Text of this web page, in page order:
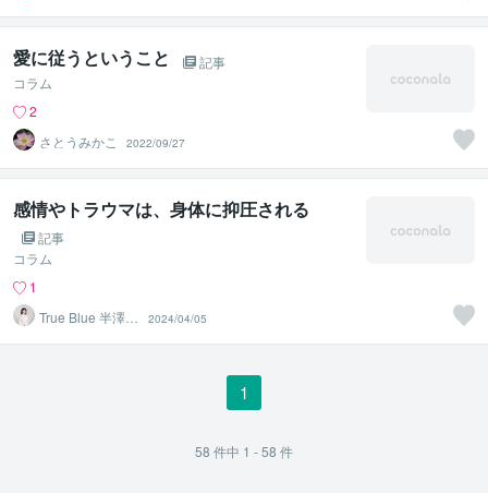
愛に従うということ
記事
コラム
2
さとうみかこ
2022/09/27
感情やトラウマは、身体に抑圧される
記事
コラム
1
True Blue 半澤登
2024/04/05
1
58 件中 1 - 58 件